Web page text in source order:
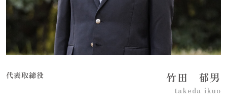
代表取締役 竹田 郁男
takeda ikuo